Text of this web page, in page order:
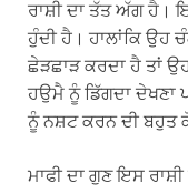
ਰਾਸ਼ੀ ਦਾ ਤੱਤ ਅੱਗ ਹੈ।
ਹੁੰਦੀ ਹੈ। ਹਾਲਾਂਕਿ ਉਹ
ਛੇੜਛਾੜ ਕਰਦਾ ਹੈ ਤਾਂ
ਹਉਮੈ ਨੂੰ ਡਿੱਗਦਾ
ਨੂੰ ਨਸ਼ਟ ਕਰਨ ਦੀ ਬਹੁਤ
ਮਾਫੀ ਦਾ ਗੁਣ ਇਸ